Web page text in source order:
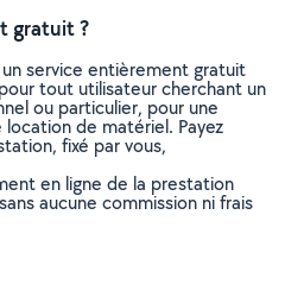
gratuit ?
service entièrement gratuit
tout utilisateur cherchant un
ou particulier, pour une
de matériel. Payez
fixé par vous,
en ligne de la prestation
aucune commission ni frais